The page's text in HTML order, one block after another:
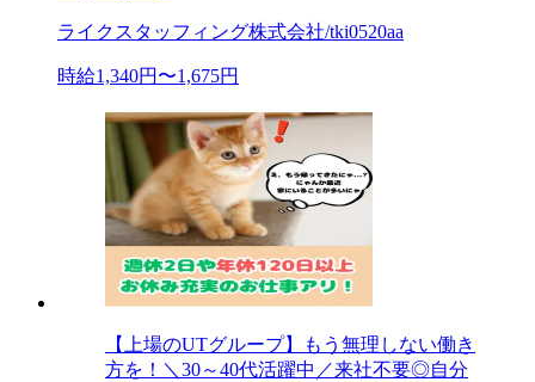
ライクスタッフィング株式会社/tki0520aa
時給1,340円〜1,675円
【上場のUTグループ】もう無理しない働き
方を！＼30～40代活躍中／来社不要◎自分